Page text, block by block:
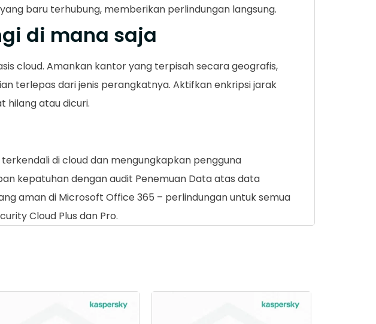
baru terhubung, memberikan perlindungan langsung.
di mana saja
cloud. Amankan kantor yang terpisah secara geografis,
terlepas dari jenis perangkatnya. Aktifkan enkripsi jarak
hilang atau dicuri.
di cloud dan mengungkapkan pengguna
kepatuhan dengan audit Penemuan Data atas data
aman di Microsoft Office 365 – perlindungan untuk semua
Cloud Plus dan Pro.